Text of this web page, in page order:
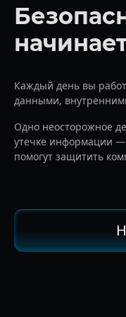
Каждый день вы
данными,
Одно неосторожное
утечке информации
помогут защитить